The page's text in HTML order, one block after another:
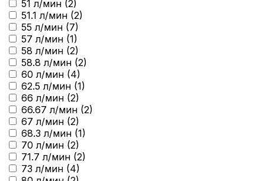
51 л/мин (2)
51.1 л/мин (2)
55 л/мин (7)
57 л/мин (1)
58 л/мин (2)
58.8 л/мин (2)
60 л/мин (4)
62.5 л/мин (1)
66 л/мин (2)
66.67 л/мин (2)
67 л/мин (2)
68.3 л/мин (1)
70 л/мин (2)
71.7 л/мин (2)
73 л/мин (4)